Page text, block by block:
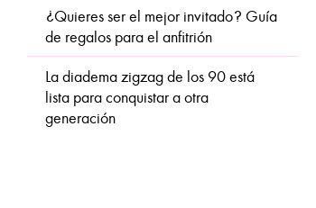
¿Quieres ser el mejor invitado? Guía
de regalos para el anfitrión
La diadema zigzag de los 90 está
lista para conquistar a otra
generación